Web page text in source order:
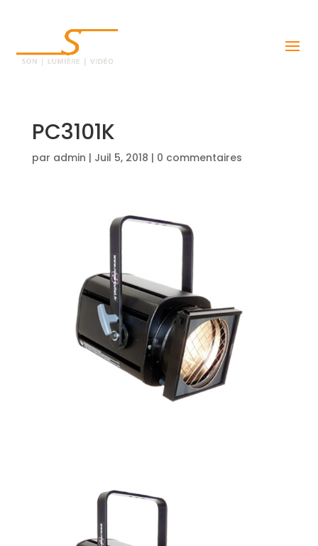
PC3101K
par admin | Juil 5, 2018 | 0 commentaires